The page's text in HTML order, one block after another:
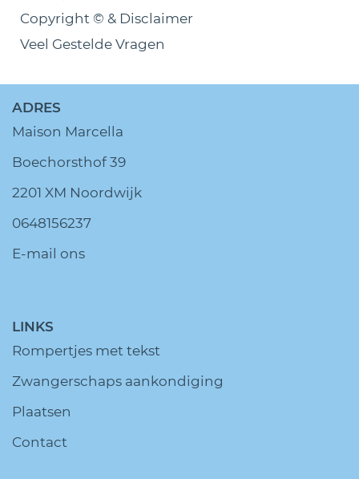
Copyright © & Disclaimer
Veel Gestelde Vragen
ADRES
Maison Marcella
Boechorsthof 39
2201 XM Noordwijk
0648156237
E-mail ons
LINKS
Rompertjes met tekst
Zwangerschaps aankondiging
Plaatsen
Contact